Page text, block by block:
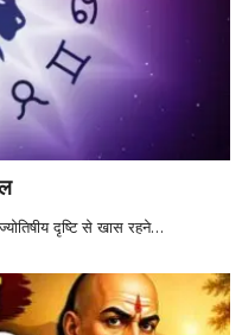
दृष्टि से खास रहने…